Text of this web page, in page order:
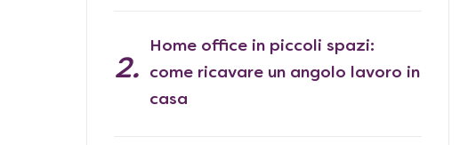
Home office in piccoli spazi:
come ricavare un angolo lavoro in
casa